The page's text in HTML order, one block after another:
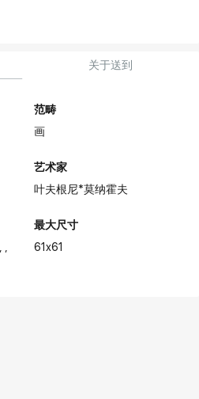
关于送到
范畴
画
艺术家
叶夫根尼*莫纳霍夫
最大尺寸
61x61